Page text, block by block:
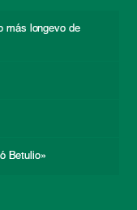
más longevo de
Betulio»